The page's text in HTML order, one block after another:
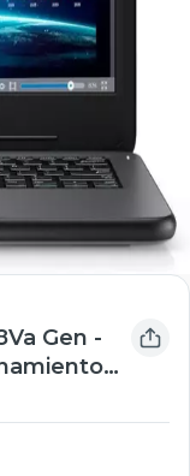
Gen -